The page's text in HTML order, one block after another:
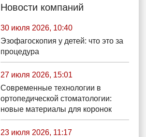
Новости компаний
30 июля 2026, 10:40
Эзофагоскопия у детей: что это за
процедура
27 июля 2026, 15:01
Современные технологии в
ортопедической стоматологии:
новые материалы для коронок
23 июля 2026, 11:17